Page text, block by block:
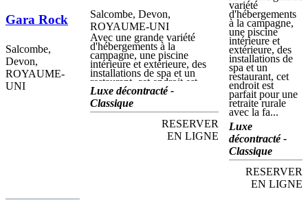
Gara Rock
Salcombe,
Devon,
ROYAUME-
UNI
Salcombe, Devon,
ROYAUME-UNI
Avec une grande variété
d'hébergements à la
campagne, une piscine
intérieure et extérieure, des
installations de spa et un
restaurant, cet endroit est
parfait pour une retraite rurale
avec la famille, les amis et
même un animal de
compagnie. Profitez de la
magnifique campagne et du
style rustique moderne.
Luxe décontracté -
Classique
RESERVER
EN LIGNE
variété
d'hébergements
à la campagne,
une piscine
intérieure et
extérieure, des
installations de
spa et un
restaurant, cet
endroit est
parfait pour une
retraite rurale
avec la fa...
Luxe
décontracté -
Classique
RESERVER
EN LIGNE